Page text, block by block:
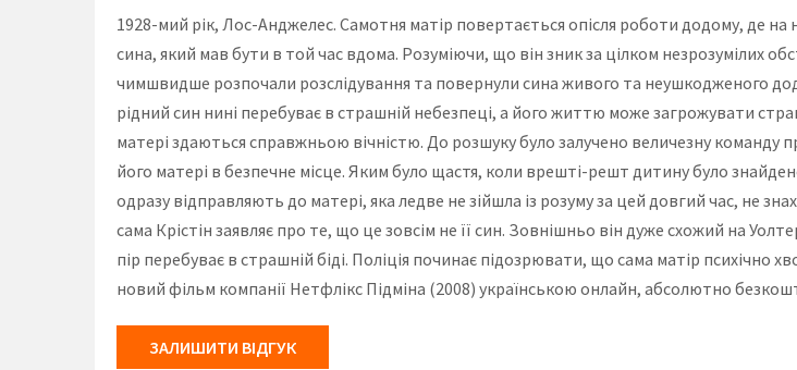
1928-мий рік, Лос-Анджелес. Самотня матір повертається опісля роботи додому, де
сина, який мав бути в той час вдома. Розуміючи, що він зник за цілком незрозумілих
чимшвидше розпочали розслідування та повернули сина живого та неушкодженого
рідний син нині перебуває в страшній небезпеці, а його життю може загрожувати
матері здаються справжньою вічністю. До розшуку було залучено величезну команду
його матері в безпечне місце. Яким було щастя, коли врешті-решт дитину було
одразу відправляють до матері, яка ледве не зійшла із розуму за цей довгий час, не
сама Крістін заявляє про те, що це зовсім не її син. Зовнішньо він дуже схожий на
пір перебуває в страшній біді. Поліція починає підозрювати, що сама матір психічно
новий фільм компанії Нетфлікс Підміна (2008) українською онлайн, абсолютно
ЗАЛИШИТИ ВІДГУК